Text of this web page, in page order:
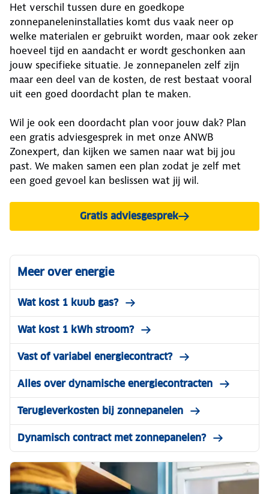
Het verschil tussen dure en goedkope
zonnepaneleninstallaties komt dus vaak neer op
welke materialen er gebruikt worden, maar ook zeker
hoeveel tijd en aandacht er wordt geschonken aan
jouw specifieke situatie. Je zonnepanelen zelf zijn
maar een deel van de kosten, de rest bestaat vooral
uit een goed doordacht plan te maken.
Wil je ook een doordacht plan voor jouw dak? Plan
een gratis adviesgesprek in met onze ANWB
Zonexpert, dan kijken we samen naar wat bij jou
past. We maken samen een plan zodat je zelf met
een goed gevoel kan beslissen wat jij wil.
Gratis adviesgesprek
Meer over energie
Wat kost 1 kuub gas?
Wat kost 1 kWh stroom?
Vast of variabel energiecontract?
Alles over dynamische energiecontracten
Terugleverkosten bij zonnepanelen
Dynamisch contract met zonnepanelen?